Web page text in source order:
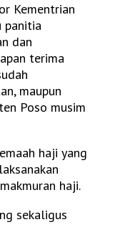
Kementrian
panitia
dan
terima
maupun
Poso musim
haji yang
haji.
sekaligus